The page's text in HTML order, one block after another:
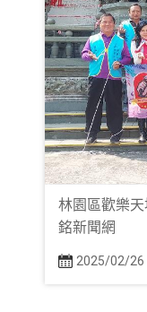
林園區歡樂
銘新聞網
2025/02/26